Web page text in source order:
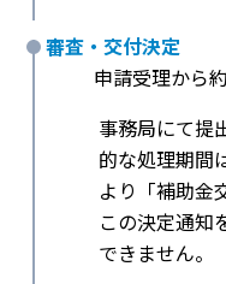
審査・交付決定
申請受理から
事務局にて提
的な処理期間
より「補助金
この決定通知
できません。